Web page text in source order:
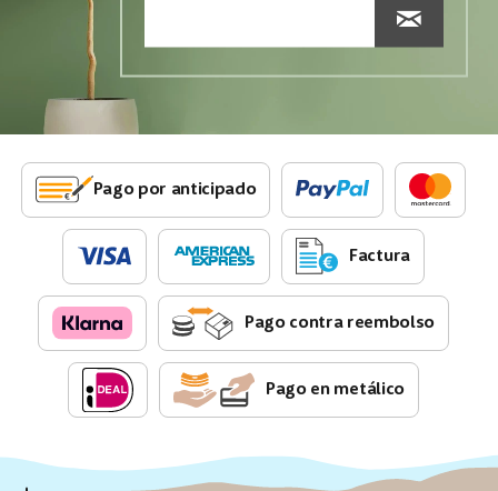
Pago por anticipado
Factura
Pago contra reembolso
Pago en metálico